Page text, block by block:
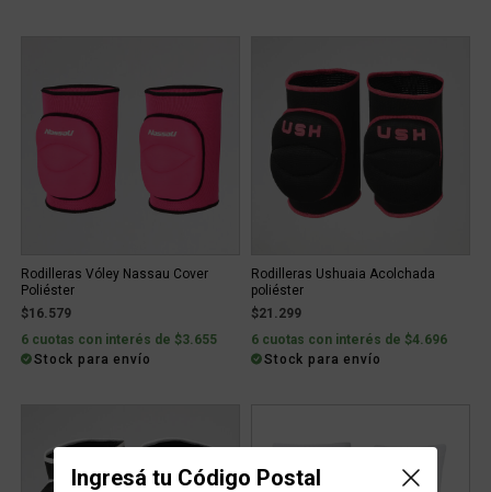
Ingresá tu Código Postal
Rodilleras Vóley Nassau Cover
Poliéster
$16.579
6 cuotas con interés de $3.655
Stock para envío
Rodilleras Ushuaia Acolchada
poliéster
$21.299
6 cuotas con interés de $4.696
Stock para envío